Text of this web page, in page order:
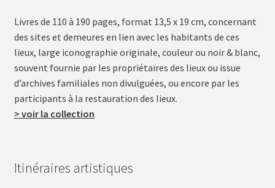
Livres de 110 à 190 pages, format 13,5 x 19 cm, concernant
des sites et demeures en lien avec les habitants de ces
lieux, large iconographie originale, couleur ou noir & blanc,
souvent fournie par les propriétaires des lieux ou issue
d’archives familiales non divulguées, ou encore par les
participants à la restauration des lieux.
> voir la collection
Itinéraires artistiques